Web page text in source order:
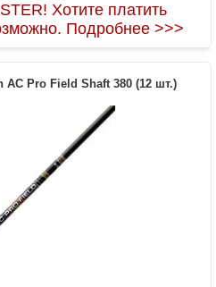
Хотите платить
Подробнее >>>
Pro Field Shaft 380 (12 шт.)